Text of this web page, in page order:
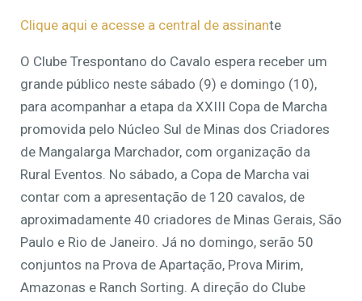
Clique aqui e acesse a central de assinante
O Clube Trespontano do Cavalo espera receber um
grande público neste sábado (9) e domingo (10),
para acompanhar a etapa da XXIII Copa de Marcha
promovida pelo Núcleo Sul de Minas dos Criadores
de Mangalarga Marchador, com organização da
Rural Eventos. No sábado, a Copa de Marcha vai
contar com a apresentação de 120 cavalos, de
aproximadamente 40 criadores de Minas Gerais, São
Paulo e Rio de Janeiro. Já no domingo, serão 50
conjuntos na Prova de Apartação, Prova Mirim,
Amazonas e Ranch Sorting. A direção do Clube